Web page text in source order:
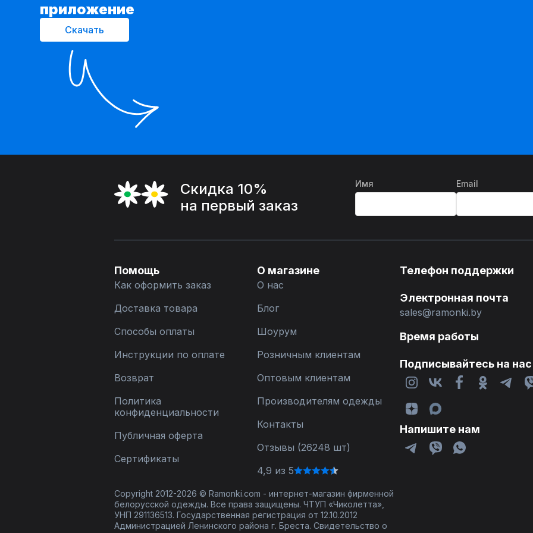
приложение
Скачать
Скидка 10%
на первый заказ
Имя Email
Помощь
Как оформить заказ
Доставка товара
Способы оплаты
Инструкции по оплате
Возврат
Политика
конфиденциальности
Публичная оферта
Сертификаты
О магазине
О нас
Блог
Шоурум
Розничным клиентам
Оптовым клиентам
Производителям одежды
Контакты
Отзывы (26248 шт)
4,9 из 5
Телефон поддержки
Электронная почта
sales@ramonki.by
Время работы
Подписывайтесь на нас
Напишите нам
Copyright 2012-2026 © Ramonki.com - интернет-магазин фирменной
белорусской одежды. Все права защищены. ЧТУП «Чиколетта»,
УНП 291136513. Государственная регистрация от 12.10.2012
Администрацией Ленинского района г. Бреста. Свидетельство о